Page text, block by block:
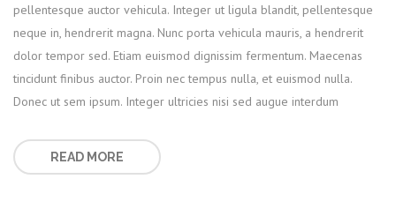
pellentesque auctor vehicula. Integer ut ligula blandit, pellentesque
neque in, hendrerit magna. Nunc porta vehicula mauris, a hendrerit
dolor tempor sed. Etiam euismod dignissim fermentum. Maecenas
tincidunt finibus auctor. Proin nec tempus nulla, et euismod nulla.
Donec ut sem ipsum. Integer ultricies nisi sed augue interdum
READ MORE